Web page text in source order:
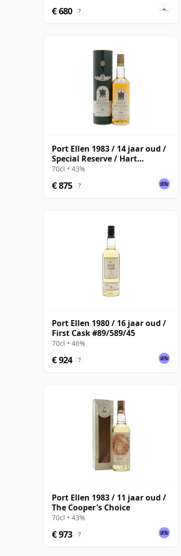
€ 680 ?
Port Ellen 1983 / 14 jaar oud /
Special Reserve / Hart
Brothers
70cl • 43%
€ 875 ?
Port Ellen 1980 / 16 jaar oud /
First Cask #89/589/45
70cl • 46%
€ 924 ?
Port Ellen 1983 / 11 jaar oud /
The Cooper's Choice
70cl • 43%
€ 973 ?